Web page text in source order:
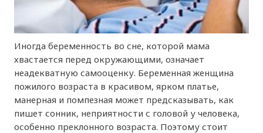
Иногда беременность во сне, которой мама
хвастается перед окружающими, означает
неадекватную самооценку. Беременная женщина
пожилого возраста в красивом, ярком платье,
манерная и помпезная может предсказывать, как
пишет сонник, неприятности с головой у человека,
особенно преклонного возраста. Поэтому стоит